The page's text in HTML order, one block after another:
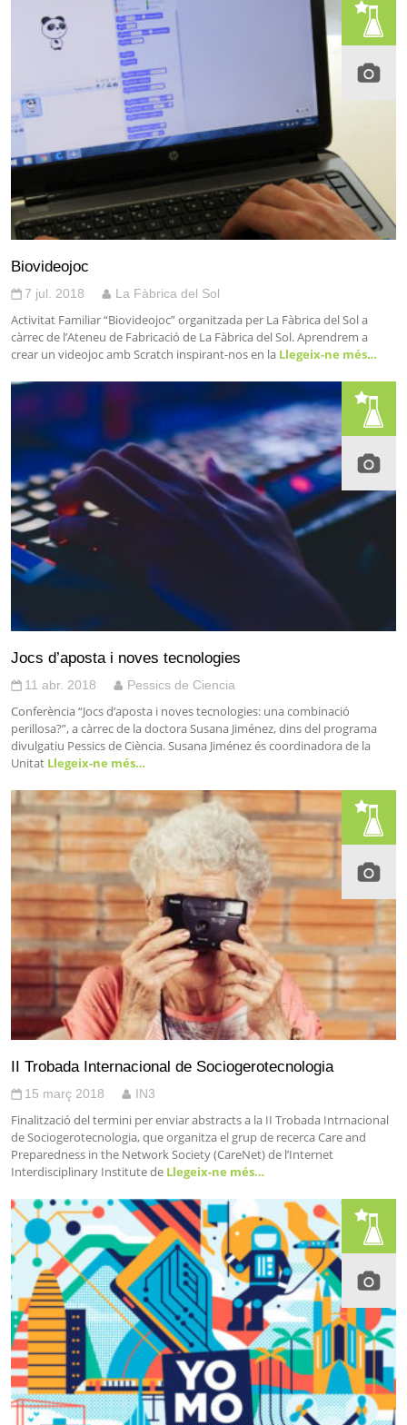
Biovideojoc
7 jul. 2018 La Fàbrica del Sol
Activitat Familiar “Biovideojoc” organitzada per La Fàbrica del Sol a
càrrec de l’Ateneu de Fabricació de La Fàbrica del Sol. Aprendrem a
crear un videojoc amb Scratch inspirant-nos en la Llegeix-ne més…
Jocs d’aposta i noves tecnologies
11 abr. 2018 Pessics de Ciencia
Conferència “Jocs d’aposta i noves tecnologies: una combinació
perillosa?”, a càrrec de la doctora Susana Jiménez, dins del programa
divulgatiu Pessics de Ciència. Susana Jiménez és coordinadora de la
Unitat Llegeix-ne més…
II Trobada Internacional de Sociogerotecnologia
15 març 2018 IN3
Finalització del termini per enviar abstracts a la II Trobada Intrnacional
de Sociogerotecnologia, que organitza el grup de recerca Care and
Preparedness in the Network Society (CareNet) de l’Internet
Interdisciplinary Institute de Llegeix-ne més…